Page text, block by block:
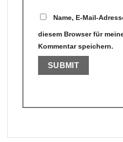
Name, E-Mail-
diesem Browser für
Kommentar speichern.